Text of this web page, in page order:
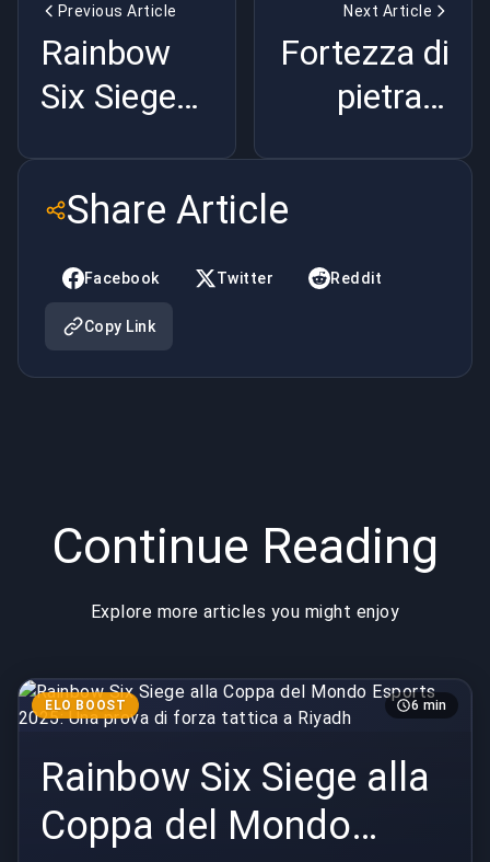
Previous Article
Rainbow
Six Siege
del Mondo
Esports
2025: Una
prova di
Next Article
Fortezza di
pietra: I
difendere il
ciottolato
Share Article
Facebook Twitter Reddit
Copy Link
Continue Reading
Explore more articles you might enjoy
ELO BOOST 6 min
Rainbow Six Siege alla
Coppa del Mondo